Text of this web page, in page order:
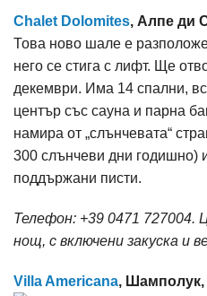
Chalet Dolomites, Алпе ди
Това ново шале е
него се стига с лифт. Ще
декември. Има 14 спални,
център със сауна и парна
намира от „слънчевата“
300 слънчеви дни годишно)
поддържани писти.
Телефон: +39 0471 727004.
нощ, с включени закуска и
Villa Americana, Шамполук,